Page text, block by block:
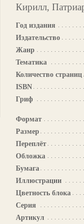
Кирилл,
Год издания
Издательство
Жанр
Тематика
Количество страниц
ISBN
Гриф
Формат
Размер
Переплёт
Обложка
Бумага
Иллюстрации
Цветность блока
Серия
Артикул